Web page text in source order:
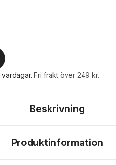
vardagar. Fri frakt över 249 kr.
Beskrivning
Produktinformation